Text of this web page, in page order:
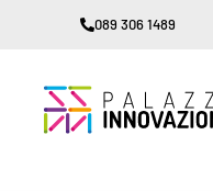
089 306 1489